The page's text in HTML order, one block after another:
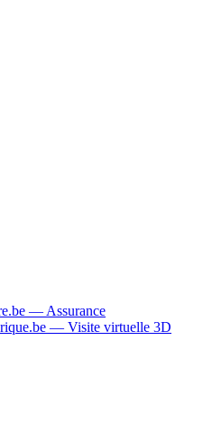
— Assurance
— Visite virtuelle 3D